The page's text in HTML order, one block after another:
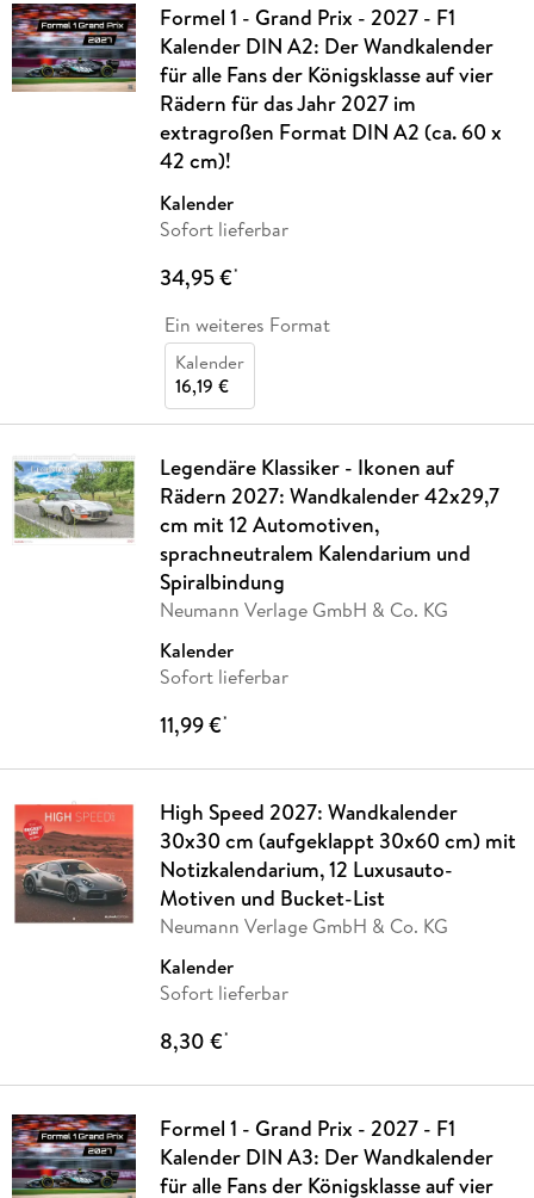
Formel 1 - Grand Prix - 2027 - F1
Kalender DIN A2: Der Wandkalender
für alle Fans der Königsklasse auf vier
Rädern für das Jahr 2027 im
extragroßen Format DIN A2 (ca. 60 x
42 cm)!
Kalender
Sofort lieferbar
34,95 €*
Ein weiteres Format
Kalender
16,19 €
Legendäre Klassiker - Ikonen auf
Rädern 2027: Wandkalender 42x29,7
cm mit 12 Automotiven,
sprachneutralem Kalendarium und
Spiralbindung
Neumann Verlage GmbH & Co. KG
Kalender
Sofort lieferbar
11,99 €*
High Speed 2027: Wandkalender
30x30 cm (aufgeklappt 30x60 cm) mit
Notizkalendarium, 12 Luxusauto-
Motiven und Bucket-List
Neumann Verlage GmbH & Co. KG
Kalender
Sofort lieferbar
8,30 €*
Formel 1 - Grand Prix - 2027 - F1
Kalender DIN A3: Der Wandkalender
für alle Fans der Königsklasse auf vier